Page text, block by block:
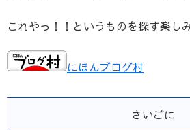
これやっ！！というものを探す楽し
にほんブログ村
さいごに